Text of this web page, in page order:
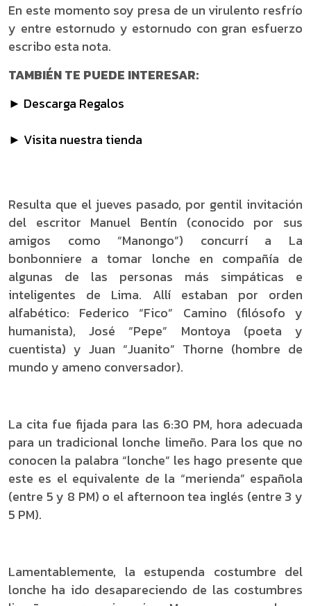
En este momento soy presa de un virulento resfrío
y entre estornudo y estornudo con gran esfuerzo
escribo esta nota.
TAMBIÉN TE PUEDE INTERESAR:
► Descarga Regalos
► Visita nuestra tienda
Resulta que el jueves pasado, por gentil invitación
del escritor Manuel Bentín (conocido por sus
amigos como “Manongo”) concurrí a La
bonbonniere a tomar lonche en compañía de
algunas de las personas más simpáticas e
inteligentes de Lima. Allí estaban por orden
alfabético: Federico “Fico” Camino (filósofo y
humanista), José “Pepe” Montoya (poeta y
cuentista) y Juan “Juanito” Thorne (hombre de
mundo y ameno conversador).
La cita fue fijada para las 6:30 PM, hora adecuada
para un tradicional lonche limeño. Para los que no
conocen la palabra “lonche” les hago presente que
este es el equivalente de la “merienda” española
(entre 5 y 8 PM) o el afternoon tea inglés (entre 3 y
5 PM).
Lamentablemente, la estupenda costumbre del
lonche ha ido desapareciendo de las costumbres